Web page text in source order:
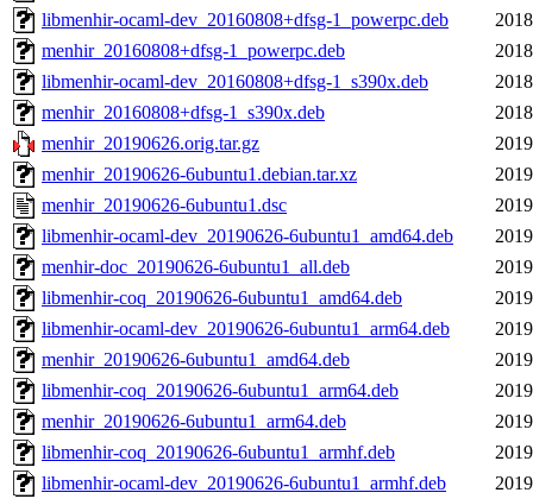
libmenhir-ocaml-dev_20160808+dfsg-1_powerpc.deb
menhir_20160808+dfsg-1_powerpc.deb
libmenhir-ocaml-dev_20160808+dfsg-1_s390x.deb
menhir_20160808+dfsg-1_s390x.deb
menhir_20190626.orig.tar.gz
menhir_20190626-6ubuntu1.debian.tar.xz
menhir_20190626-6ubuntu1.dsc
libmenhir-ocaml-dev_20190626-6ubuntu1_amd64.deb
menhir-doc_20190626-6ubuntu1_all.deb
libmenhir-coq_20190626-6ubuntu1_amd64.deb
libmenhir-ocaml-dev_20190626-6ubuntu1_arm64.deb
menhir_20190626-6ubuntu1_amd64.deb
libmenhir-coq_20190626-6ubuntu1_arm64.deb
menhir_20190626-6ubuntu1_arm64.deb
libmenhir-coq_20190626-6ubuntu1_armhf.deb
libmenhir-ocaml-dev_20190626-6ubuntu1_armhf.deb